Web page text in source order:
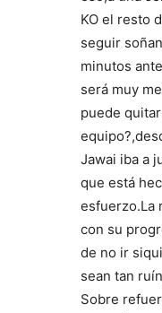
KO el resto
seguir
minutos
será muy
puede
Jawai iba a
que está
esfuerzo.La
con su
de no ir
sean tan
Sobre